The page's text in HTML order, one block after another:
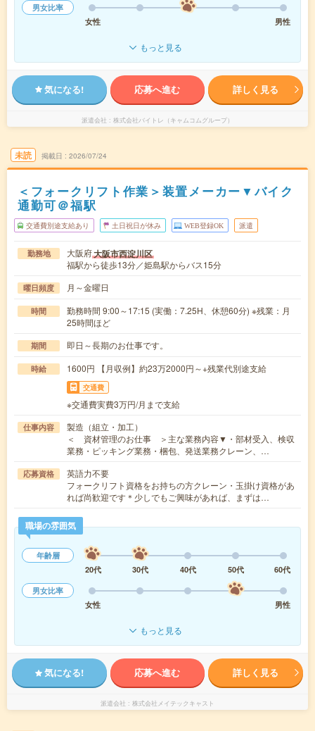
男女比率
女性
男性
もっと見る
気になる! 応募へ進む 詳しく見る
派遣会社 株式会社バイトレ（キャムコムグループ）
未読 掲載日 2026/07/24
＜フォークリフト作業＞装置メーカー▼バイク
通勤可＠福駅
交通費別途支給あり 土日祝日が休み WEB登録OK 派遣
勤務地 大阪府大阪市西淀川区
福駅から徒歩13分／姫島駅からバス15分
曜日頻度 月～金曜日
時間
勤務時間 9:00～17:15 (実働：7.25H、休憩60分) ※残業：月
25時間ほど
期間 即日～長期のお仕事です。
時給 1600円 【月収例】約23万2000円～+残業代別途支給
交通費
※交通費実費3万円/月まで支給
仕事内容
製造（組立・加工）
＜ 資材管理のお仕事 ＞主な業務内容▼・部材受入、検収
業務・ピッキング業務・梱包、発送業務クレーン、…
応募資格
英語力不要
フォークリフト資格をお持ちの方クレーン・玉掛け資格があ
れば尚歓迎です＊少しでもご興味があれば、まずは…
職場の雰囲気
年齢層
20代
30代 40代 50代
60代
男女比率
女性
男性
もっと見る
気になる! 応募へ進む 詳しく見る
派遣会社 株式会社メイテックキャスト